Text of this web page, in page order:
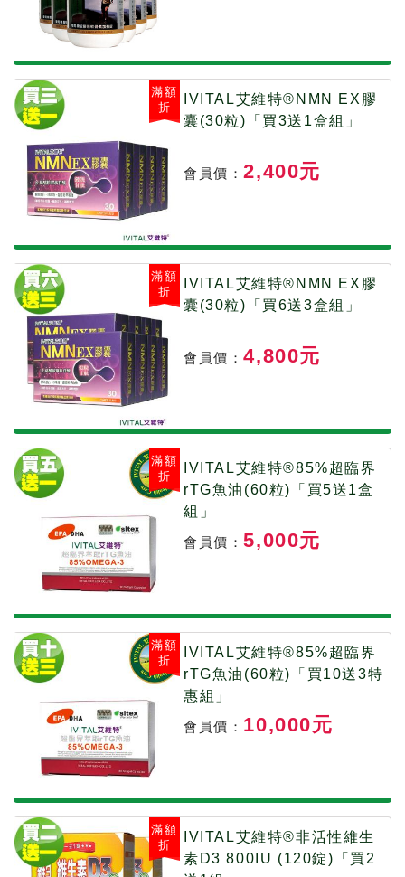
滿額
折
IVITAL艾維特®NMN EX膠
囊(30粒)「買3送1盒組」
會員價：2,400元
滿額
折
IVITAL艾維特®NMN EX膠
囊(30粒)「買6送3盒組」
會員價：4,800元
滿額
折
IVITAL艾維特®85%超臨界
rTG魚油(60粒)「買5送1盒
組」
會員價：5,000元
滿額
折
IVITAL艾維特®85%超臨界
rTG魚油(60粒)「買10送3特
惠組」
會員價： 10,000元
滿額
折
IVITAL艾維特®非活性維生
素D3 800IU (120錠)「買2